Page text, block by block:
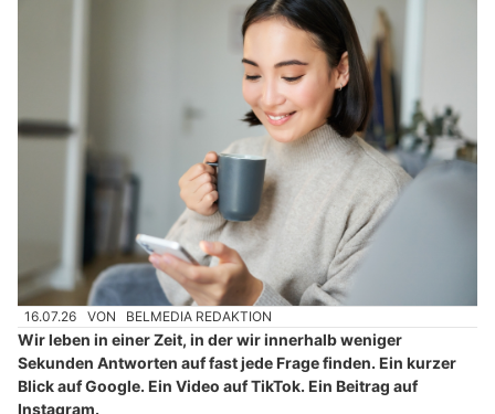
16.07.26 VON BELMEDIA REDAKTION
Wir leben in einer Zeit, in der wir innerhalb weniger
Sekunden Antworten auf fast jede Frage finden. Ein kurzer
Blick auf Google. Ein Video auf TikTok. Ein Beitrag auf
Instagram.